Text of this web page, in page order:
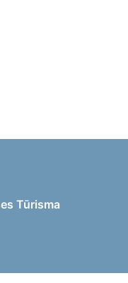
Tūrisma